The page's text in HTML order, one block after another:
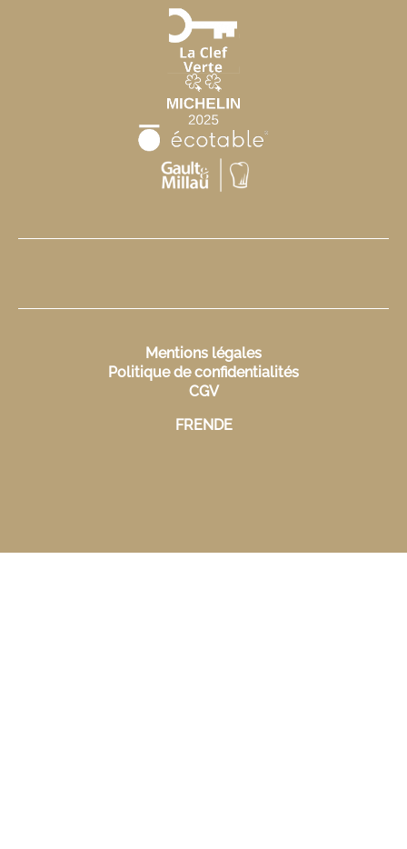
Mentions légales
Politique de confidentialités
CGV
FRENDE